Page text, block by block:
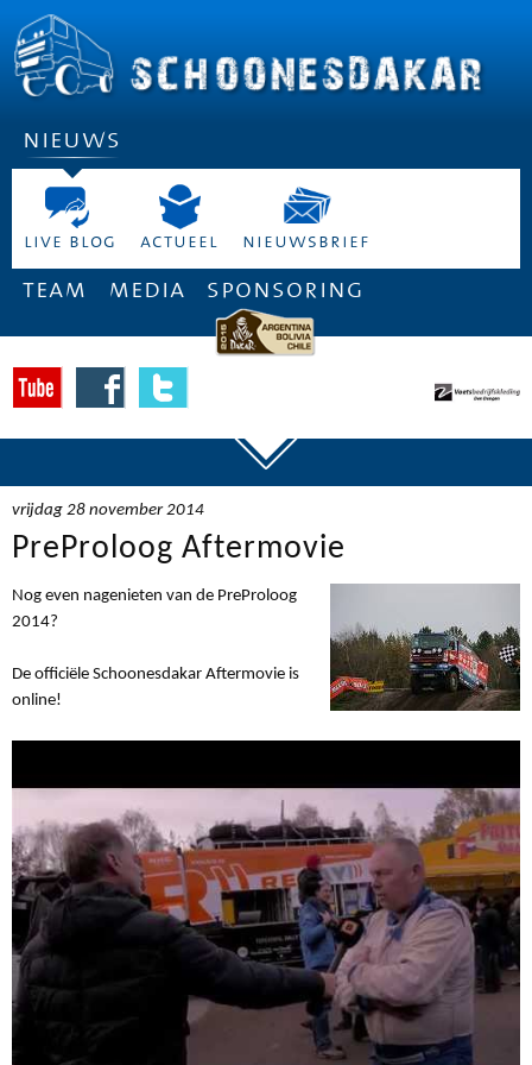
nieuws
live blog actueel nieuwsbrief
team media sponsoring
vrijdag 28 november 2014
PreProloog Aftermovie
Nog even nagenieten van de PreProloog
2014?
De officiële Schoonesdakar Aftermovie is
online!